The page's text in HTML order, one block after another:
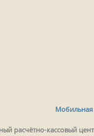
Мобильная
расчётно-кассовый